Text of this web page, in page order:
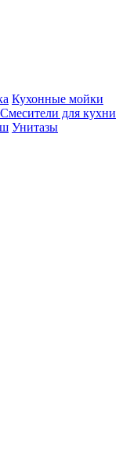
Кухонные мойки
Смесители для кухни
Унитазы